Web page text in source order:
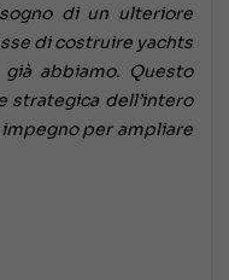
di un ulteriore
di costruire yachts
abbiamo. Questo
strategica dell’intero
per ampliare